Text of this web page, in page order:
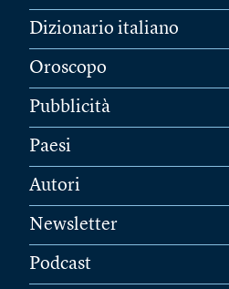
Dizionario italiano
Oroscopo
Pubblicità
Paesi
Autori
Newsletter
Podcast